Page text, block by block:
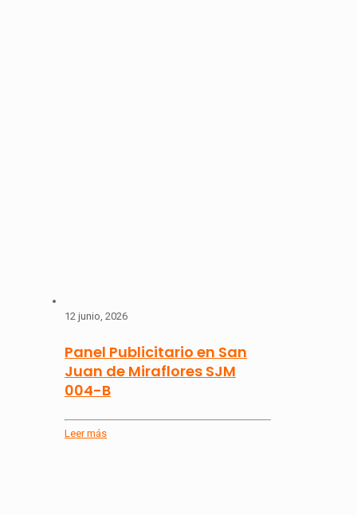
12 junio, 2026
Panel Publicitario en San
Juan de Miraflores SJM
004-B
Leer más